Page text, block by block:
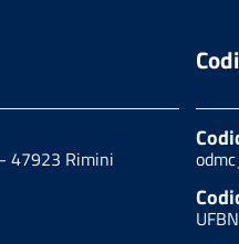
47923 Rimini